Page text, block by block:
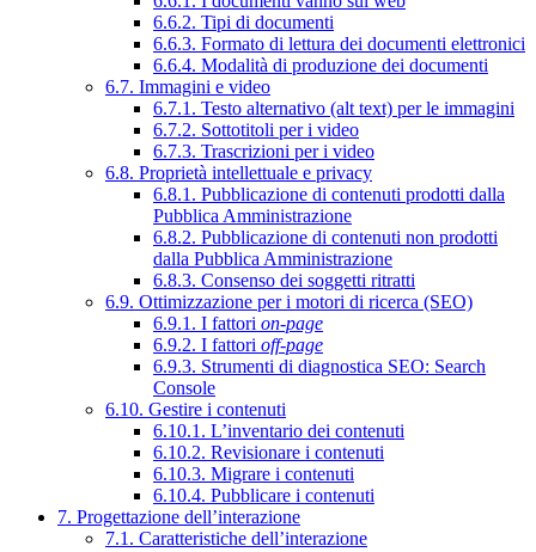
6.6.2. Tipi di documenti
6.6.3. Formato di lettura dei documenti elettronici
6.6.4. Modalità di produzione dei documenti
6.7. Immagini e video
6.7.1. Testo alternativo (alt text) per le immagini
6.7.2. Sottotitoli per i video
6.7.3. Trascrizioni per i video
6.8. Proprietà intellettuale e privacy
6.8.1. Pubblicazione di contenuti prodotti dalla
Pubblica Amministrazione
6.8.2. Pubblicazione di contenuti non prodotti
dalla Pubblica Amministrazione
6.8.3. Consenso dei soggetti ritratti
6.9. Ottimizzazione per i motori di ricerca (SEO)
6.9.1. I fattori on-page
6.9.2. I fattori off-page
6.9.3. Strumenti di diagnostica SEO: Search
Console
6.10. Gestire i contenuti
6.10.1. L’inventario dei contenuti
6.10.2. Revisionare i contenuti
6.10.3. Migrare i contenuti
6.10.4. Pubblicare i contenuti
7. Progettazione dell’interazione
7.1. Caratteristiche dell’interazione